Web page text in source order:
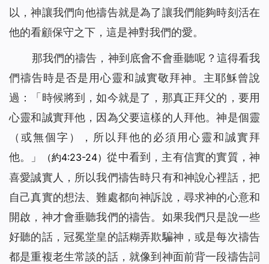
以，神讓我們向他禱告就是為了讓我們能夠時刻活在
他的看顧保守之下，這是神對我們的愛。
那我們的禱告，神到底會不會垂聽呢？這得看我
們禱告時是否是用心靈和誠實敬拜神。主耶穌曾說
過：「 時候將到，如今就是了，那真正拜父的，要用
心靈和誠實拜他，因為父要這樣的人拜他。神是個靈
（或無個字）
，所以拜他的必須用心靈和誠實拜
他。
」 （約4:23-24）從中看到，主有信實的實質，神
喜愛誠實人，所以我們禱告時只有和神說心裡話，把
自己真實的想法、難處都向神訴說，尋求神的心意和
開啟，神才會垂聽我們的禱告。如果我們只是說一些
好聽的話，冠冕堂皇的話糊弄欺騙神，或是每次禱告
都是重複老生常談的話，就像到神面前背一段禱告詞